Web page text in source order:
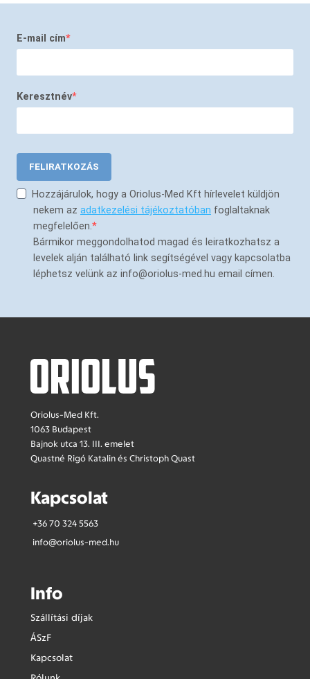
E-mail cím
Keresztnév
FELIRATKOZÁS
Hozzájárulok, hogy a Oriolus-Med Kft hírlevelet küldjön
nekem az adatkezelési tájékoztatóban foglaltaknak
megfelelően.
Bármikor meggondolhatod magad és leiratkozhatsz a
levelek alján található link segítségével vagy kapcsolatba
léphetsz velünk az info@oriolus-med.hu email címen.
Oriolus-Med Kft.
1063 Budapest
Bajnok utca 13. III. emelet
Quastné Rigó Katalin és Christoph Quast
Kapcsolat
+36 70 324 5563
info@oriolus-med.hu
Info
Szállítási díjak
ÁSzF
Kapcsolat